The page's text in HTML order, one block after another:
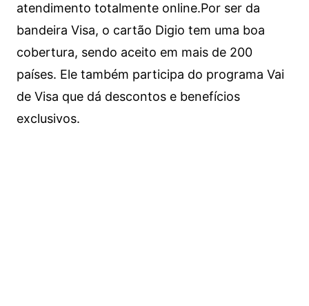
atendimento totalmente online.Por ser da
bandeira Visa, o cartão Digio tem uma boa
cobertura, sendo aceito em mais de 200
países. Ele também participa do programa Vai
de Visa que dá descontos e benefícios
exclusivos.